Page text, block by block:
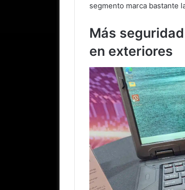
segmento marca bastante
Más
en exteriores